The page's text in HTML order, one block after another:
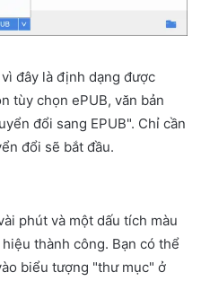
đây là định dạng được
tùy chọn ePUB, văn bản
đổi sang EPUB". Chỉ cần
đổi sẽ bắt đầu.
phút và một dấu tích màu
thành công. Bạn có thể
biểu tượng "thư mục" ở